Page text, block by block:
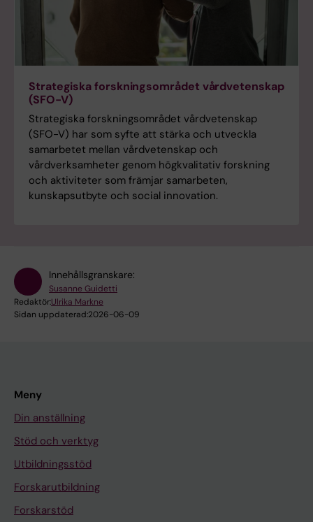
Strategiska forskningsområdet vårdvetenskap
(SFO-V)
Strategiska forskningsområdet vårdvetenskap
(SFO-V) har som syfte att stärka och utveckla
samarbetet mellan vårdvetenskap och
vårdverksamheter genom högkvalitativ forskning
och aktiviteter som främjar samarbeten,
kunskapsutbyte och social innovation.
Innehållsgranskare:
Susanne Guidetti
Redaktör:Ulrika Markne
Sidan uppdaterad:2026-06-09
Meny
Din anställning
Stöd och verktyg
Utbildningsstöd
Forskarutbildning
Forskarstöd